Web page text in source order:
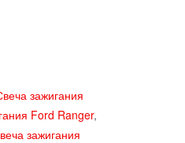
зажигания
Ford Ranger,
зажигания